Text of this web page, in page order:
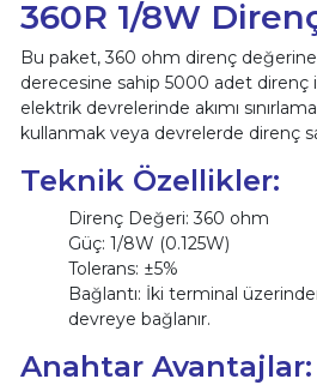
360R 1/8W
Bu paket, 360 ohm direnç
derecesine sahip 5000 adet direnç
elektrik devrelerinde akımı
kullanmak veya devrelerde direnç
Teknik Özellikler:
Direnç Değeri: 360 ohm
Güç: 1/8W (0.125W)
Tolerans: ±5%
Bağlantı: İki terminal
devreye bağlanır.
Anahtar Avantajlar: